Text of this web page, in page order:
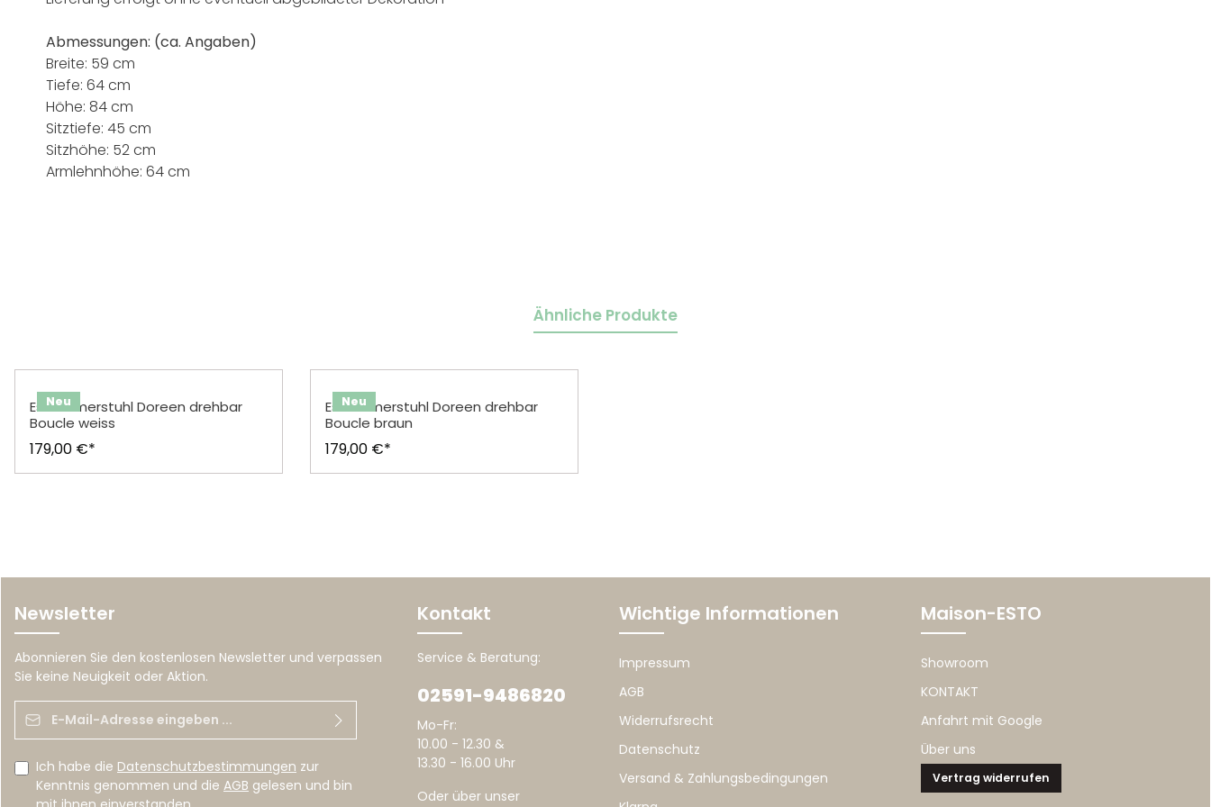
Abmessungen: (ca. Angaben)
Breite: 59 cm
Tiefe: 64 cm
Höhe: 84 cm
Sitztiefe: 45 cm
Sitzhöhe: 52 cm
Armlehnhöhe: 64 cm
Ähnliche Produkte
Neu
Esszimmerstuhl Doreen drehbar
Boucle weiss
179,00 €*
Neu
Esszimmerstuhl Doreen drehbar
Boucle braun
179,00 €*
Newsletter
Abonnieren Sie den kostenlosen Newsletter und verpassen
Sie keine Neuigkeit oder Aktion.
Ich habe die Datenschutzbestimmungen zur
Kenntnis genommen und die AGB gelesen und bin
Kontakt
Service & Beratung:
02591-9486820
Mo-Fr:
10.00 - 12.30 &
13.30 - 16.00 Uhr
Oder über unser
Wichtige Informationen
Impressum
AGB
Widerrufsrecht
Datenschutz
Versand & Zahlungsbedingungen
Maison-ESTO
Showroom
KONTAKT
Anfahrt mit Google
Über uns
Vertrag widerrufen